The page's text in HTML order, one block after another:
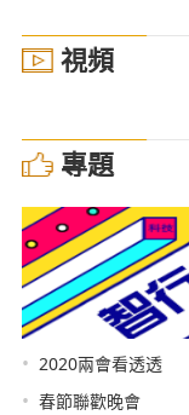
視頻
專題
• 2020兩會看透透
• 春節聯歡晚會